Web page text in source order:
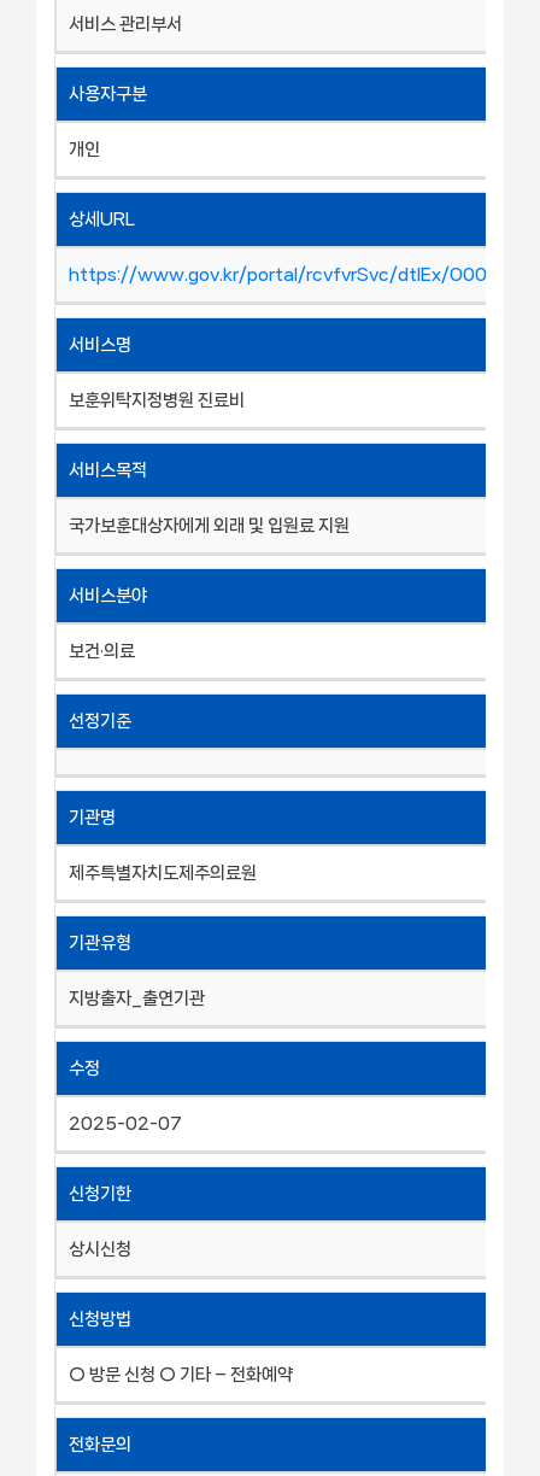
서비스 관리부서
사용자구분
개인
상세URL
https://www.gov.kr/portal/rcvfvrSvc/dtlEx/
서비스명
보훈위탁지정병원 진료비
서비스목적
국가보훈대상자에게 외래 및 입원료 지원
서비스분야
보건·의료
선정기준
기관명
제주특별자치도제주의료원
기관유형
지방출자_출연기관
수정
2025-02-07
신청기한
상시신청
신청방법
○ 방문 신청 ○ 기타 – 전화예약
전화문의